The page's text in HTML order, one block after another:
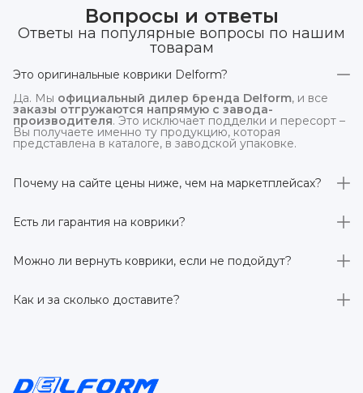
Вопросы и ответы
Ответы на популярные вопросы по нашим
товарам
Это оригинальные коврики Delform?
Да. Мы официальный дилер бренда Delform, и все
заказы отгружаются напрямую с завода-
производителя. Это исключает подделки и пересорт –
Вы получаете именно ту продукцию, которая
представлена в каталоге, в заводской упаковке.
Почему на сайте цены ниже, чем на маркетплейсах?
отгрузка идётнапрямую со склада производителя
без посредников.
Есть ли гарантия на коврики?
производителя 3 года. Если в течение этого срока
обнаружится производственный дефект – заменим
Можно ли вернуть коврики, если не подойдут?
заказанного дистанционно,без объяснения причин –
при условии сохранения товарного вида. Если коврик не
Как и за сколько доставите?